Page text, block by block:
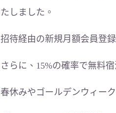
たしました。
招待経由の新規月額会員登
さらに、15%の確率で無料
春休みやゴールデンウィー